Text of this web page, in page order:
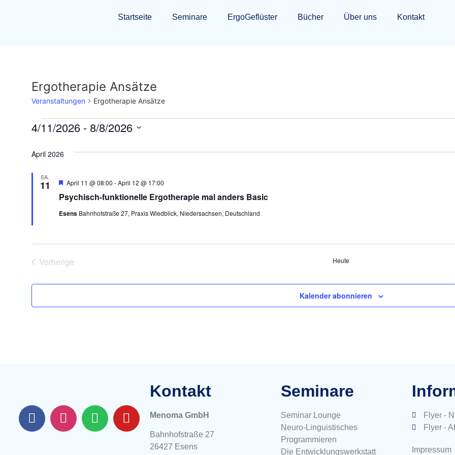
Startseite Seminare ErgoGeflüster Bücher Über uns Kontakt
Ergotherapie Ansätze
Veranstaltungen Ergotherapie Ansätze
4/11/2026 - 8/8/2026
April 2026
SA.
11
Psychisch-funktionelle Ergotherapie mal anders Basic
Hervorgehoben
April 11 @ 08:00 -April 12 @ 17:00
Esens Bahnhofstraße 27, Praxis Wiedblick, Niedersachsen, Deutschland
VorherigeVeranstaltungen Heute
Kalender abonnieren
Kontakt
Menoma GmbH
Bahnhofstraße 27
26427 Esens
Seminare
Seminar Lounge
Neuro-Linguistisches
Programmieren
Die Entwicklungswerkstatt
Flyer -
Flyer -
Impressum